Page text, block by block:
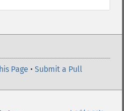
Page • Submit a Pull